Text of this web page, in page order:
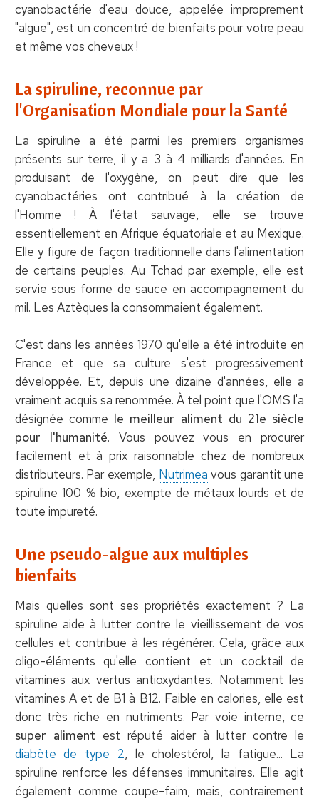
cyanobactérie d'eau douce, appelée improprement
"algue", est un concentré de bienfaits pour votre peau
et même vos cheveux !
La spiruline, reconnue par
l'Organisation Mondiale pour la Santé
La spiruline a été parmi les premiers organismes
présents sur terre, il y a 3 à 4 milliards d'années. En
produisant de l'oxygène, on peut dire que les
cyanobactéries ont contribué à la création de
l'Homme ! À l'état sauvage, elle se trouve
essentiellement en Afrique équatoriale et au Mexique.
Elle y figure de façon traditionnelle dans l'alimentation
de certains peuples. Au Tchad par exemple, elle est
servie sous forme de sauce en accompagnement du
mil. Les Aztèques la consommaient également.
C'est dans les années 1970 qu'elle a été introduite en
France et que sa culture s'est progressivement
développée. Et, depuis une dizaine d'années, elle a
vraiment acquis sa renommée. À tel point que l'OMS l'a
désignée comme le meilleur aliment du 21e siècle
pour l'humanité. Vous pouvez vous en procurer
facilement et à prix raisonnable chez de nombreux
distributeurs. Par exemple, Nutrimea vous garantit une
spiruline 100 % bio, exempte de métaux lourds et de
toute impureté.
Une pseudo-algue aux multiples
bienfaits
Mais quelles sont ses propriétés exactement ? La
spiruline aide à lutter contre le vieillissement de vos
cellules et contribue à les régénérer. Cela, grâce aux
oligo-éléments qu'elle contient et un cocktail de
vitamines aux vertus antioxydantes. Notamment les
vitamines A et de B1 à B12. Faible en calories, elle est
donc très riche en nutriments. Par voie interne, ce
super aliment est réputé aider à lutter contre le
diabète de type 2, le cholestérol, la fatigue... La
spiruline renforce les défenses immunitaires. Elle agit
également comme coupe-faim, mais, contrairement